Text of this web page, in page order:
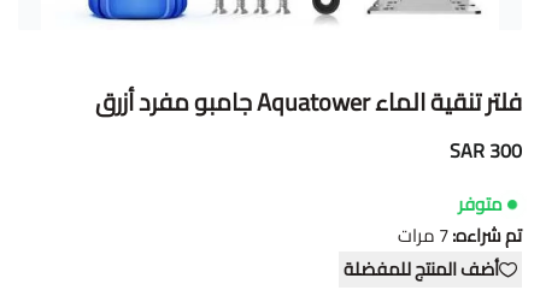
فلتر تنقية الماء Aquatower جامبو مفرد أزرق
300 SAR
متوفر
تم شراءه:7مرات
أضف المنتج للمفضلة